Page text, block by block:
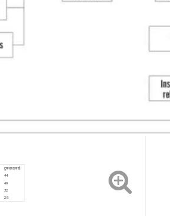
टुकड़ा/इकाई
44
40
32
28